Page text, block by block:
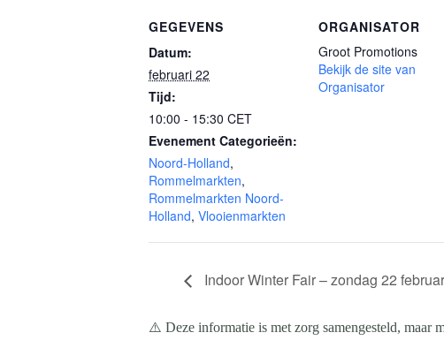
GEGEVENS
Datum:
februari 22
Tijd:
10:00 - 15:30 CET
Evenement Categorieën:
Noord-Holland,
Rommelmarkten,
Rommelmarkten Noord-
Holland, Vlooienmarkten
ORGANISATOR
Groot Promotions
Bekijk de site van
Organisator
Indoor Winter Fair – zondag 22
⚠️ Deze informatie is met zorg samengesteld, maar